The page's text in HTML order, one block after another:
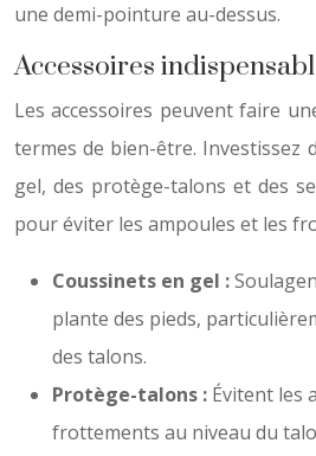
une demi-pointure au-dessus.
Accessoires
Les accessoires peuvent faire
termes de bien-être. Investissez
gel, des protège-talons et des
pour éviter les ampoules et les
Coussinets en gel :
plante des pieds,
des talons.
Protège-talons : Évitent les
frottements au niveau du